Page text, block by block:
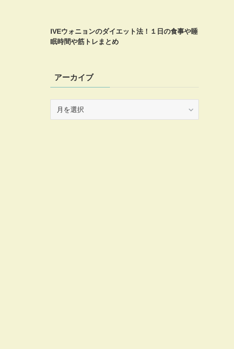
IVEウォニョンのダイエット法！１日の食事や睡
眠時間や筋トレまとめ
アーカイブ